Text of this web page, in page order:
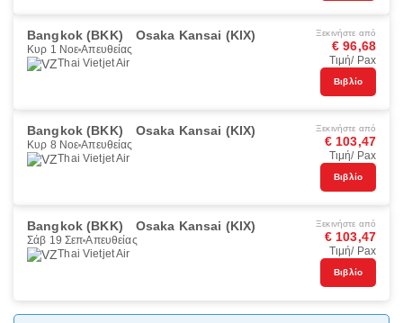
Bangkok (BKK) Osaka Kansai (KIX)
Κυρ 1 Νοε Απευθείας
Thai Vietjet Air
Ξεκινήστε από
€ 96,68
Τιμή/ Pax
Βιβλίο
Bangkok (BKK) Osaka Kansai (KIX)
Κυρ 8 Νοε Απευθείας
Thai Vietjet Air
Ξεκινήστε από
€ 103,47
Τιμή/ Pax
Βιβλίο
Bangkok (BKK) Osaka Kansai (KIX)
Σάβ 19 Σεπ Απευθείας
Thai Vietjet Air
Ξεκινήστε από
€ 103,47
Τιμή/ Pax
Βιβλίο